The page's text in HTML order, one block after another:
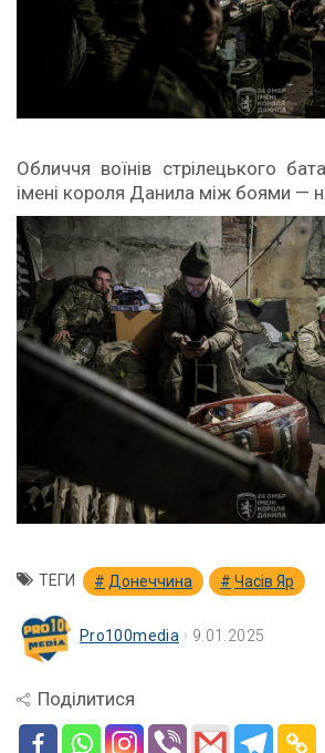
Обличчя воїнів стрілецького
імені короля Данила між боями —
ТЕГИ Донеччина Часів Яр
Pro100media 9.01.2025
Поділитися